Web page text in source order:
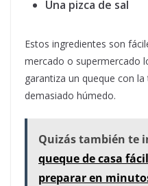
Una pizca de sal
Estos ingredientes son
mercado o supermercado
garantiza un queque con
demasiado húmedo.
Quizás también te
queque de casa
preparar en